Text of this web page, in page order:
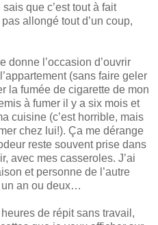
que c’est tout à fait
allongé tout d’un coup,
donne l’occasion d’ouvrir
(sans faire geler
la fumée de cigarette de mon
à fumer il y a six mois et
cuisine (c’est horrible, mais
chez lui!). Ça me dérange
reste souvent prise dans
avec mes casseroles. J’ai
et personne de l’autre
un an ou deux…
de répit sans travail,